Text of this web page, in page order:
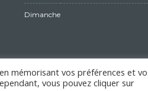
Dimanche
MENTIONS LÉGALES
mémorisant vos préférences et
vous pouvez cliquer sur